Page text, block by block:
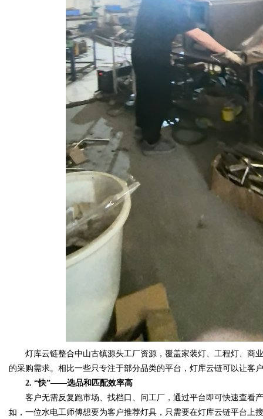
灯库云链整合中山古镇源头工厂资源，覆盖家装灯、工程灯、商
的采购需求。相比一些只专注于部分品类的平台，灯库云链可以让客
2. “快”——选品和匹配效率高
客户无需反复跑市场、找档口、问工厂，通过平台即可快速查看
如，一位水电工师傅想要为客户推荐灯具，只需要在灯库云链平台上